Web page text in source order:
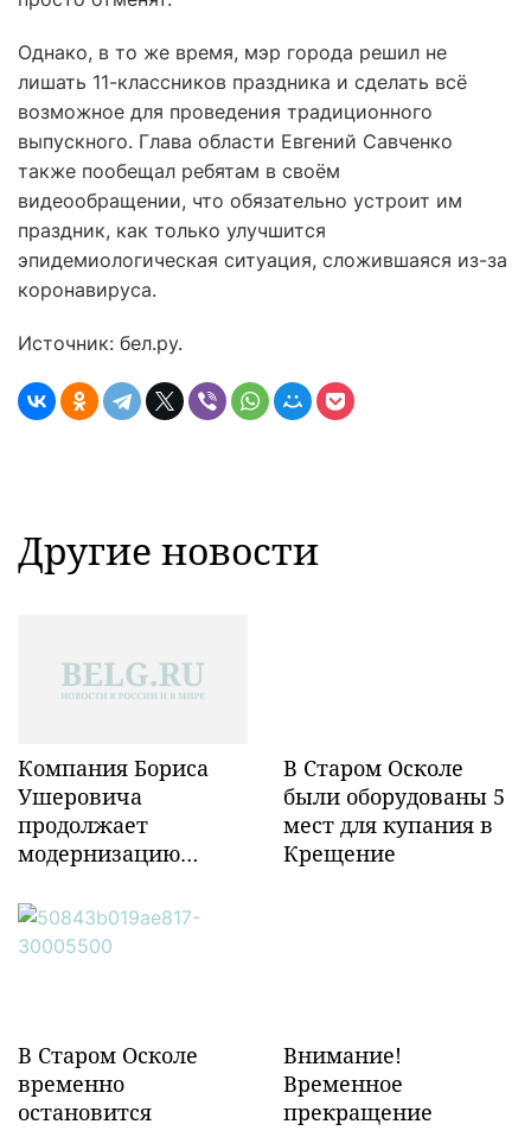
Однако, в то же время, мэр города решил не
лишать 11-классников праздника и сделать всё
возможное для проведения традиционного
выпускного. Глава области Евгений Савченко
также пообещал ребятам в своём
видеообращении, что обязательно устроит им
праздник, как только улучшится
эпидемиологическая ситуация, сложившаяся из-за
коронавируса.
Источник: бел.ру.
Другие новости
Компания Бориса
Ушеровича
продолжает
модернизацию
инфраструктуры в
Забайкалье
В Старом Осколе
были оборудованы 5
мест для купания в
Крещение
В Старом Осколе
временно
остановится
Внимание!
Временное
прекращение